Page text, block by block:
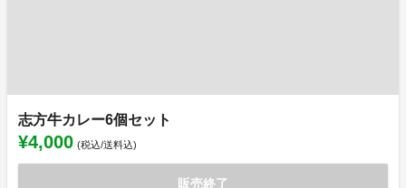
志方牛カレー6個セット
¥4,000 (税込/送料込)
販売終了